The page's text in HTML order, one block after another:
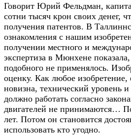
Говорит Юрий Фельдман,
сотни тысяч крон своих денег,
получения патентов. В
ознакомления с нашим
получении местного и
экспертиза в Мюнхене
подобного не применялось.
оценку. Как любое изобретение,
новизна, технический уровень
должно работать согласно
двигателей не принимаются…
лет. Потом он становится
использовать кто угодно.